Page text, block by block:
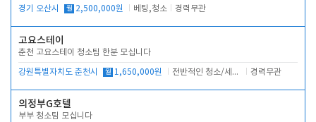
경기 오산시 월 2,500,000원 베팅,청소 경력무관
고요스테이
춘천 고요스테이 청소팀 한분 모십니다
강원특별자치도 춘천시 월 1,650,000원 전반적인 청소/세탁업무 경력무관
의정부G호텔
부부 청소팀 모십니다